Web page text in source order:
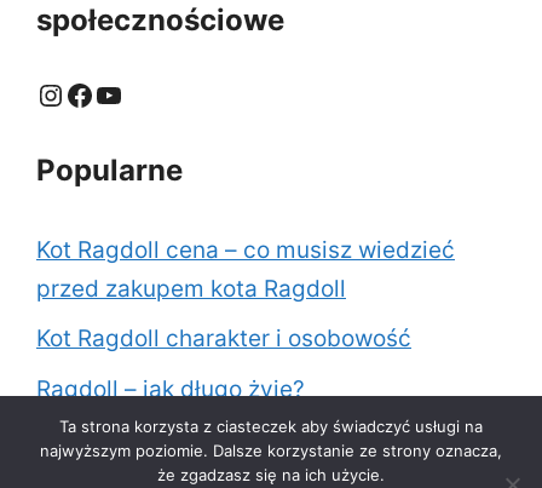
społecznościowe
Instagram
Facebook
YouTube
Popularne
Kot Ragdoll cena – co musisz wiedzieć
przed zakupem kota Ragdoll
Kot Ragdoll charakter i osobowość
Ragdoll – jak długo żyje?
Jak karmić kota Ragdoll?
Ta strona korzysta z ciasteczek aby świadczyć usługi na
najwyższym poziomie. Dalsze korzystanie ze strony oznacza,
że zgadzasz się na ich użycie.